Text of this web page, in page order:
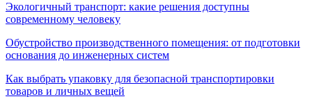
Экологичный транспорт: какие решения доступны
современному человеку
Обустройство производственного помещения: от подготовки
основания до инженерных систем
Как выбрать упаковку для безопасной транспортировки
товаров и личных вещей